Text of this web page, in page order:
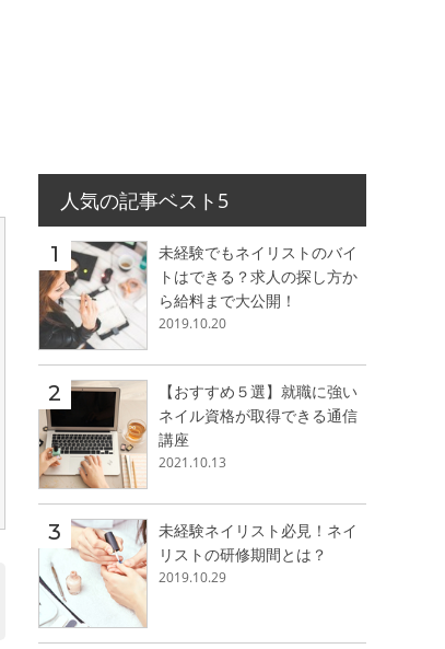
人気の記事ベスト5
未経験でもネイリストのバイ
トはできる？求人の探し方か
ら給料まで大公開！
2019.10.20
【おすすめ５選】就職に強い
ネイル資格が取得できる通信
講座
2021.10.13
未経験ネイリスト必見！ネイ
リストの研修期間とは？
2019.10.29